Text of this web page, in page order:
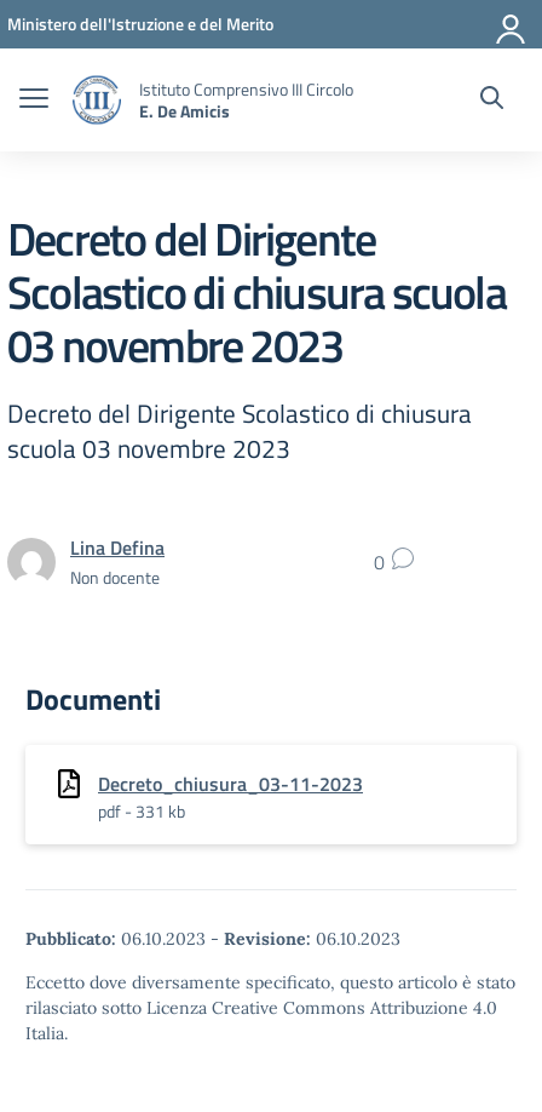
Vai ai contenuti
Vai al menu di navigazione
Vai al footer
Ministero dell'Istruzione e del Merito
Istituto Comprensivo III Circolo
E. De Amicis
Decreto del Dirigente
Scolastico di chiusura scuola
03 novembre 2023
Decreto del Dirigente Scolastico di chiusura
scuola 03 novembre 2023
Lina Defina
Non docente 0
Documenti
Decreto_chiusura_03-11-2023
pdf - 331 kb
Pubblicato: 06.10.2023 - Revisione: 06.10.2023
Eccetto dove diversamente specificato, questo articolo è stato
rilasciato sotto Licenza Creative Commons Attribuzione 4.0
Italia.